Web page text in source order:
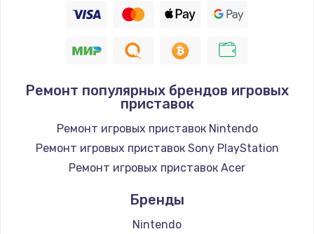
1400 руб.
Замена / ремонт электронного модуля
Заказать
Замена конфорки
1100 руб.
Ремонт популярных брендов игровых
приставок
Ремонт игровых приставок Nintendo
Ремонт игровых приставок Sony PlayStation
Ремонт игровых приставок Acer
Бренды
Nintendo